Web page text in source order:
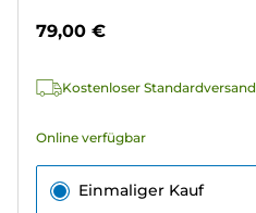
1576
79,00 €
Kostenloser Standardversand
Online verfügbar
Einmaliger Kauf